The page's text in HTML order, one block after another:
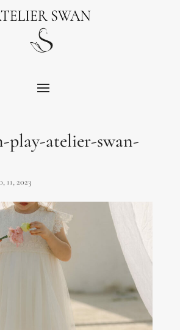
play-atelier-swan-
11, 2023